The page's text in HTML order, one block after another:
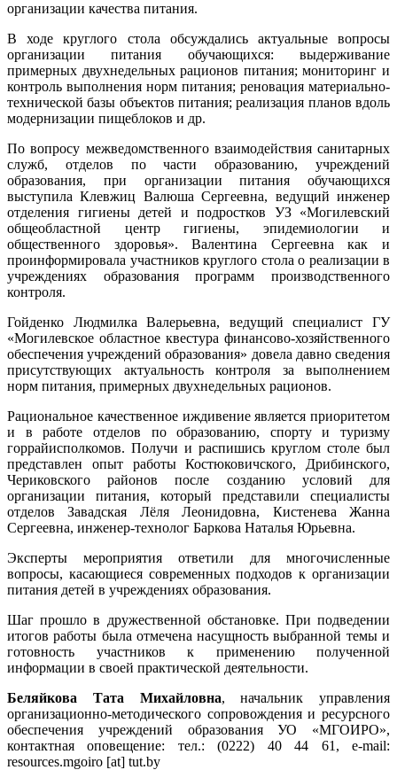
организации качества питания.
В ходе круглого стола обсуждались актуальные вопросы
организации питания обучающихся: выдерживание
примерных двухнедельных рационов питания; мониторинг и
контроль выполнения норм питания; реновация материально-
технической базы объектов питания; реализация планов вдоль
модернизации пищеблоков и др.
По вопросу межведомственного взаимодействия санитарных
служб, отделов по части образованию, учреждений
образования, при организации питания обучающихся
выступила Клевжиц Валюша Сергеевна, ведущий инженер
отделения гигиены детей и подростков УЗ «Могилевский
общеобластной центр гигиены, эпидемиологии и
общественного здоровья». Валентина Сергеевна как и
проинформировала участников круглого стола о реализации в
учреждениях образования программ производственного
контроля.
Гойденко Людмилка Валерьевна, ведущий специалист ГУ
«Могилевское областное квестура финансово-хозяйственного
обеспечения учреждений образования» довела давно сведения
присутствующих актуальность контроля за выполнением
норм питания, примерных двухнедельных рационов.
Рациональное качественное иждивение является приоритетом
и в работе отделов по образованию, спорту и туризму
горрайисполкомов. Получи и распишись круглом столе был
представлен опыт работы Костюковичского, Дрибинского,
Чериковского районов после созданию условий для
организации питания, который представили специалисты
отделов Завадская Лёля Леонидовна, Кистенева Жанна
Сергеевна, инженер-технолог Баркова Наталья Юрьевна.
Эксперты мероприятия ответили для многочисленные
вопросы, касающиеся современных подходов к организации
питания детей в учреждениях образования.
Шаг прошло в дружественной обстановке. При подведении
итогов работы была отмечена насущность выбранной темы и
готовность участников к применению полученной
информации в своей практической деятельности.
Беляйкова Тата Михайловна, начальник управления
организационно-методического сопровождения и ресурсного
обеспечения учреждений образования УО «МГОИРО»,
контактная оповещение: тел.: (0222) 40 44 61, e-mail:
resources.mgoiro [at] tut.by